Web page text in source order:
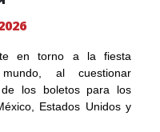
en torno a la fiesta
al cuestionar
los boletos para los
Estados Unidos y